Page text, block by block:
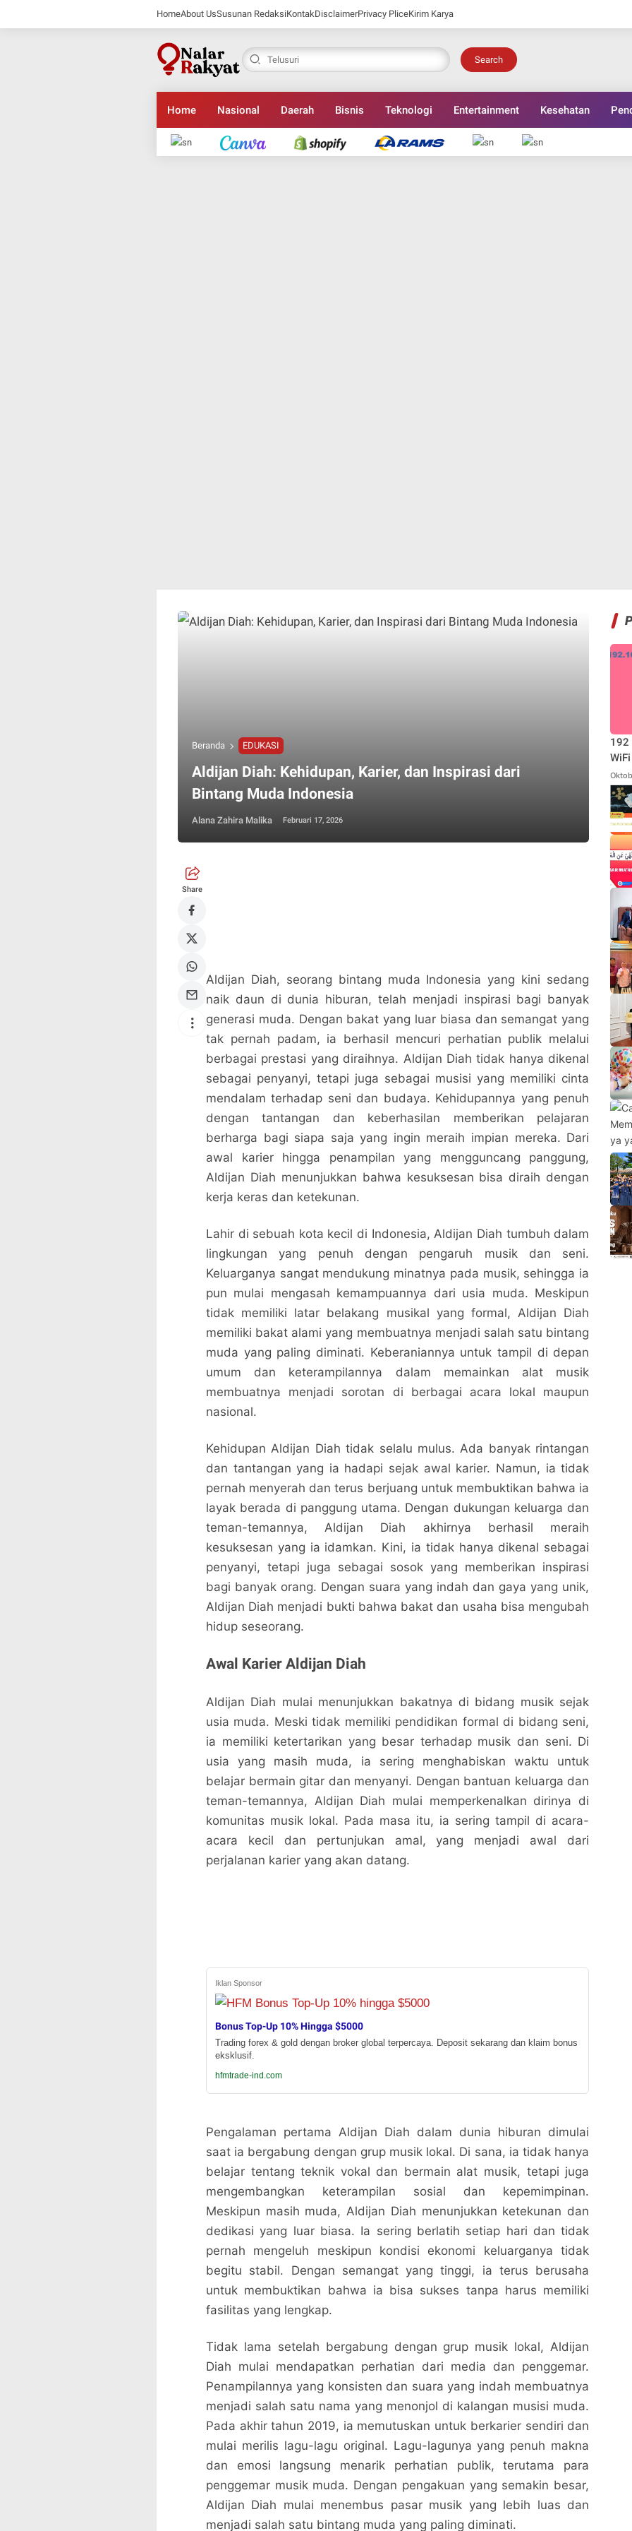
HomeAbout UsSusunan RedaksiKontakDisclaimerPrivacy PliceKirim Karya
Search
Home Nasional Daerah Bisnis Teknologi Entertainment Kesehatan
Beranda EDUKASI
Aldijan Diah: Kehidupan, Karier, dan Inspirasi dari
Bintang Muda Indonesia
Alana Zahira Malika Februari 17, 2026
Share
Aldijan Diah: Kehidupan, Karier, dan Inspirasi dari
Bintang Muda Indonesia
Nalarrakyat.com - Media Kritis
Bagikan ke media lain
Aldijan Diah, seorang bintang muda Indonesia yang kini sedang
naik daun di dunia hiburan, telah menjadi inspirasi bagi banyak
generasi muda. Dengan bakat yang luar biasa dan semangat yang
tak pernah padam, ia berhasil mencuri perhatian publik melalui
berbagai prestasi yang diraihnya. Aldijan Diah tidak hanya dikenal
sebagai penyanyi, tetapi juga sebagai musisi yang memiliki cinta
mendalam terhadap seni dan budaya. Kehidupannya yang penuh
dengan tantangan dan keberhasilan memberikan pelajaran
berharga bagi siapa saja yang ingin meraih impian mereka. Dari
awal karier hingga penampilan yang mengguncang panggung,
Aldijan Diah menunjukkan bahwa kesuksesan bisa diraih dengan
kerja keras dan ketekunan.
Lahir di sebuah kota kecil di Indonesia, Aldijan Diah tumbuh dalam
lingkungan yang penuh dengan pengaruh musik dan seni.
Keluarganya sangat mendukung minatnya pada musik, sehingga ia
pun mulai mengasah kemampuannya dari usia muda. Meskipun
tidak memiliki latar belakang musikal yang formal, Aldijan Diah
memiliki bakat alami yang membuatnya menjadi salah satu bintang
muda yang paling diminati. Keberaniannya untuk tampil di depan
umum dan keterampilannya dalam memainkan alat musik
membuatnya menjadi sorotan di berbagai acara lokal maupun
nasional.
Kehidupan Aldijan Diah tidak selalu mulus. Ada banyak rintangan
dan tantangan yang ia hadapi sejak awal karier. Namun, ia tidak
pernah menyerah dan terus berjuang untuk membuktikan bahwa ia
layak berada di panggung utama. Dengan dukungan keluarga dan
teman-temannya, Aldijan Diah akhirnya berhasil meraih
kesuksesan yang ia idamkan. Kini, ia tidak hanya dikenal sebagai
penyanyi, tetapi juga sebagai sosok yang memberikan inspirasi
bagi banyak orang. Dengan suara yang indah dan gaya yang unik,
Aldijan Diah menjadi bukti bahwa bakat dan usaha bisa mengubah
hidup seseorang.
Awal Karier Aldijan Diah
Aldijan Diah mulai menunjukkan bakatnya di bidang musik sejak
usia muda. Meski tidak memiliki pendidikan formal di bidang seni,
ia memiliki ketertarikan yang besar terhadap musik dan seni. Di
usia yang masih muda, ia sering menghabiskan waktu untuk
belajar bermain gitar dan menyanyi. Dengan bantuan keluarga dan
teman-temannya, Aldijan Diah mulai memperkenalkan dirinya di
komunitas musik lokal. Pada masa itu, ia sering tampil di acara-
acara kecil dan pertunjukan amal, yang menjadi awal dari
perjalanan karier yang akan datang.
Iklan Sponsor
Bonus Top-Up 10% Hingga $5000
Trading forex & gold dengan broker global terpercaya. Deposit sekarang dan klaim bonus
eksklusif.
hfmtrade-ind.com
Pengalaman pertama Aldijan Diah dalam dunia hiburan dimulai
saat ia bergabung dengan grup musik lokal. Di sana, ia tidak hanya
belajar tentang teknik vokal dan bermain alat musik, tetapi juga
mengembangkan keterampilan sosial dan kepemimpinan.
Meskipun masih muda, Aldijan Diah menunjukkan ketekunan dan
dedikasi yang luar biasa. Ia sering berlatih setiap hari dan tidak
pernah mengeluh meskipun kondisi ekonomi keluarganya tidak
begitu stabil. Dengan semangat yang tinggi, ia terus berusaha
untuk membuktikan bahwa ia bisa sukses tanpa harus memiliki
fasilitas yang lengkap.
Tidak lama setelah bergabung dengan grup musik lokal, Aldijan
Diah mulai mendapatkan perhatian dari media dan penggemar.
Penampilannya yang konsisten dan suara yang indah membuatnya
menjadi salah satu nama yang menonjol di kalangan musisi muda.
Pada akhir tahun 2019, ia memutuskan untuk berkarier sendiri dan
mulai merilis lagu-lagu original. Lagu-lagunya yang penuh makna
dan emosi langsung menarik perhatian publik, terutama para
penggemar musik muda. Dengan pengakuan yang semakin besar,
Aldijan Diah mulai menembus pasar musik yang lebih luas dan
menjadi salah satu bintang muda yang paling diminati.
Aldijan Diah: Kehidupan, Karier, dan Inspirasi dari
Bintang Muda Indonesia
Nalarrakyat.com - Media Kritis
Bagikan ke media lain
192